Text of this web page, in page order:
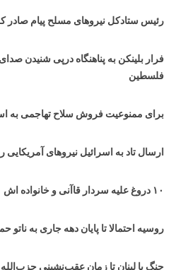
رئیس ستادکل نیروهای مسلح پیام صادر
فرار بلینکن به پناهنگاه درپی شنیدن
فلسطین
برای ممنوعیت فروش سلاح تهاجمی به
ارسال تاد به اسرائیل نیروهای
۱۰ دروغ علیه سردار قاآنی و خانواده اش
روسیه احتمالا تا پایان دهه جاری به ناتو
جنگ با لبنان تا زمان عقب‌نشینی حزب‌الله